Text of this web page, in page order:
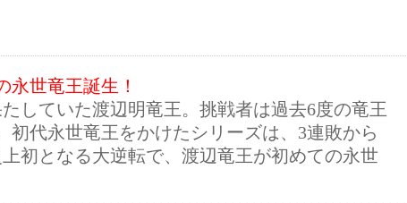
永世竜王誕生！
していた渡辺明竜王。挑戦者は過去6度の竜王
初代永世竜王をかけたシリーズは、3連敗から
初となる大逆転で、渡辺竜王が初めての永世